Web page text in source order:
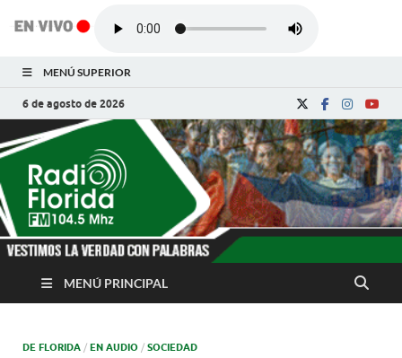
MENÚ SUPERIOR
6 de agosto de 2026
Radio Florida de
Cuba
Noticias y Actualidades de Florida, Camagüey,
MENÚ PRINCIPAL
DE FLORIDA / EN AUDIO / SOCIEDAD